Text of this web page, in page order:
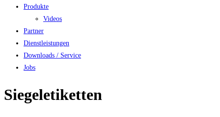
Produkte
Videos
Partner
Dienstleistungen
Downloads / Service
Jobs
Siegeletiketten